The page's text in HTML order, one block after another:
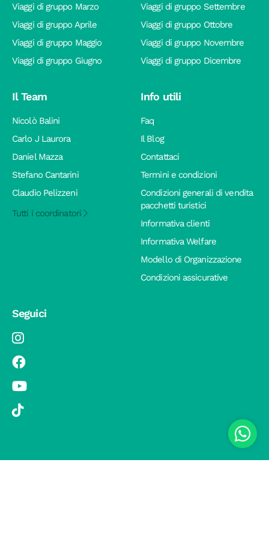
Viaggi di gruppo Marzo
Viaggi di gruppo Aprile
Viaggi di gruppo Maggio
Viaggi di gruppo Giugno
Viaggi di gruppo Settembre
Viaggi di gruppo Ottobre
Viaggi di gruppo Novembre
Viaggi di gruppo Dicembre
Il Team
Nicolò Balini
Carlo J Laurora
Daniel Mazza
Stefano Cantarini
Claudio Pelizzeni
Tutti i coordinatori
Info utili
Faq
Il Blog
Contattaci
Termini e condizioni
Condizioni generali di vendita
pacchetti turistici
Informativa clienti
Informativa Welfare
Modello di Organizzazione
Condizioni assicurative
Seguici